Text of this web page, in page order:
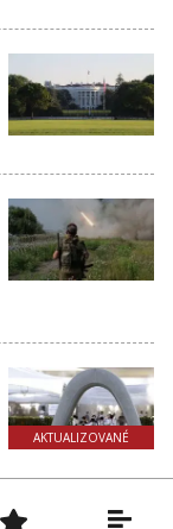
AKTUALIZOVANÉ